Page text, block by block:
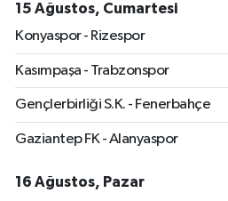
15 Ağustos, Cumartesi
Konyaspor - Rizespor
Kasımpaşa - Trabzonspor
Gençlerbirliği S.K. - Fenerbahçe
Gaziantep FK - Alanyaspor
16 Ağustos, Pazar